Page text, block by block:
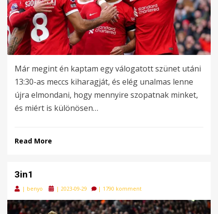
Már megint én kaptam egy válogatott szünet utáni
13:30-as meccs kiharagját, és elég unalmas lenne
újra elmondani, hogy mennyire szopatnak minket,
és miért is különösen…
Read More
3in1
| benyo
Posted
| 2023-09-29 | 1790 komment